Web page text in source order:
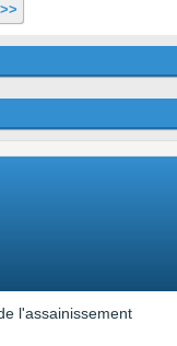
>>
l'assainissement